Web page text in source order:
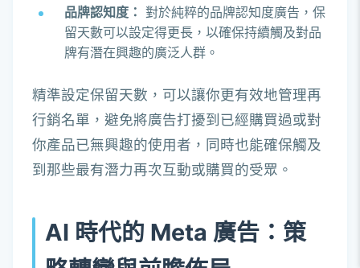
品牌認知度： 對於純粹的品牌認知度廣告，保
留天數可以設定得更長，以確保持續觸及對品
牌有潛在興趣的廣泛人群。
精準設定保留天數，可以讓你更有效地管理再
行銷名單，避免將廣告打擾到已經購買過或對
你產品已無興趣的使用者，同時也能確保觸及
到那些最有潛力再次互動或購買的受眾。
AI 時代的 Meta 廣告：策